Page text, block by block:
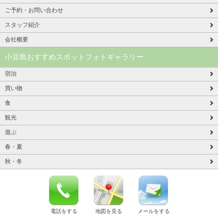
ご予約・お問い合わせ
スタッフ紹介
会社概要
小豆島おすすめスポットフォトギャラリー
宿泊
買い物
食
観光
遊ぶ
春・夏
秋・冬
電話をする 地図を見る メールをする